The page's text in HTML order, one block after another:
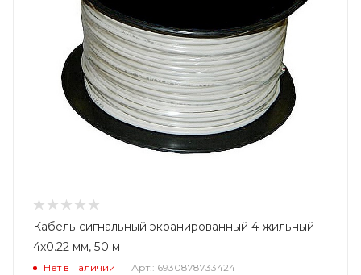
Кабель сигнальный экранированный 4-жильный
4x0.22 мм, 50 м
Нет в наличии Арт.: 6930878733424